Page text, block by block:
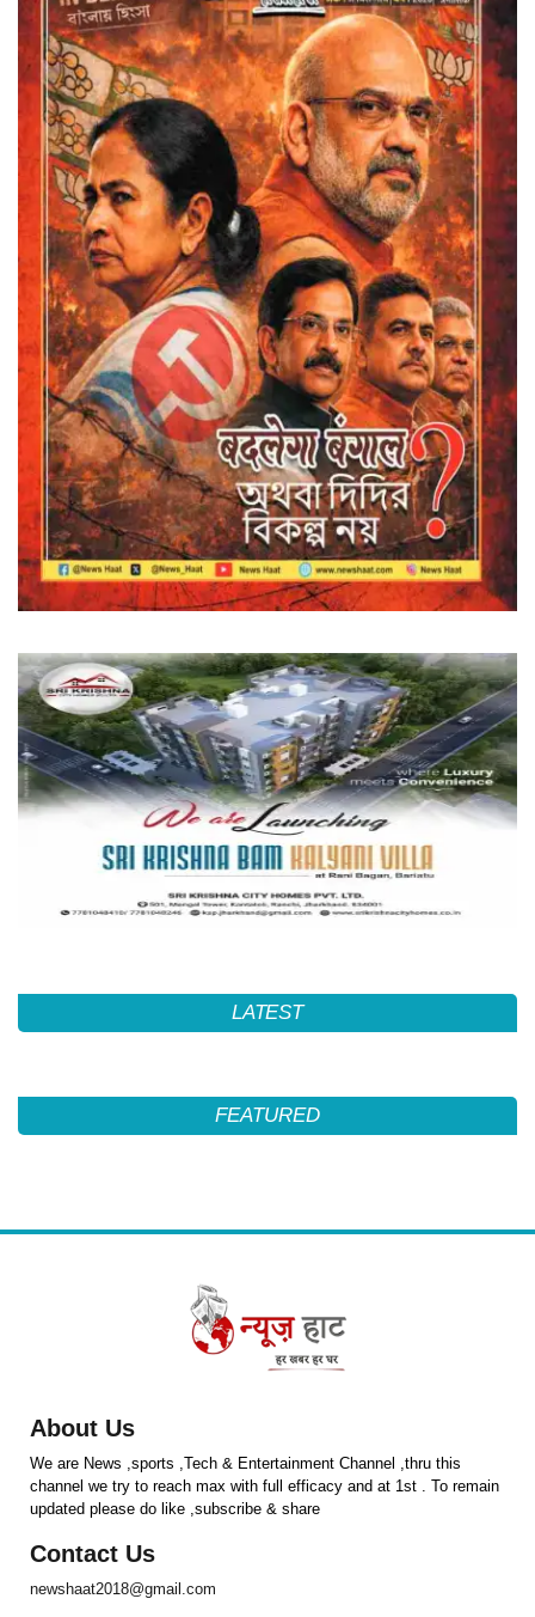
LATEST
FEATURED
About Us
We are News ,sports ,Tech & Entertainment Channel ,thru this
channel we try to reach max with full efficacy and at 1st . To remain
updated please do like ,subscribe & share
Contact Us
newshaat2018@gmail.com